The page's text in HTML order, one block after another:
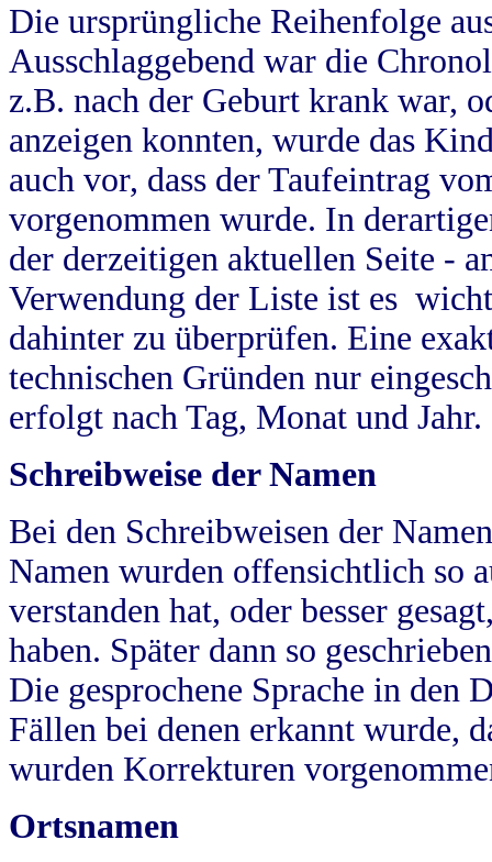
Die ursprüngliche Reihenfolge
Ausschlaggebend war die
z.B. nach der Geburt krank war,
anzeigen konnten, wurde das
auch vor, dass der Taufeintrag
vorgenommen wurde. In
der derzeitigen aktuellen Seite -
Verwendung der Liste ist es
dahinter zu überprüfen. Eine
technischen Gründen nur
erfolgt nach Tag, Monat und Jahr.
Schreibweise der Namen
Bei den Schreibweisen der
Namen wurden offensichtlich so
verstanden hat, oder besser
haben. Später dann so
Die gesprochene Sprache in
Fällen bei denen erkannt wurde,
wurden Korrekturen
Ortsnamen